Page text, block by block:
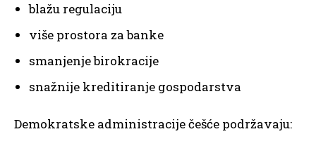
blažu regulaciju
više prostora za banke
smanjenje birokracije
snažnije kreditiranje gospodarstva
Demokratske administracije češće podržavaju: